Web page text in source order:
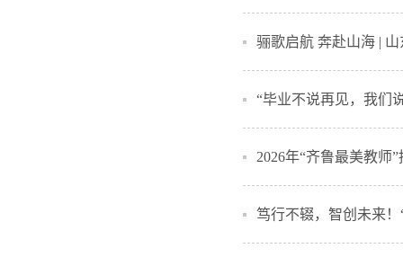
骊歌启航 奔赴山海 |
“毕业不说再见，我
2026年“齐鲁最美教师
笃行不辍，智创未来！